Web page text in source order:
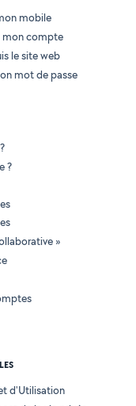
mobile
mon compte
le site web
mot de passe
?
»
d'Utilisation